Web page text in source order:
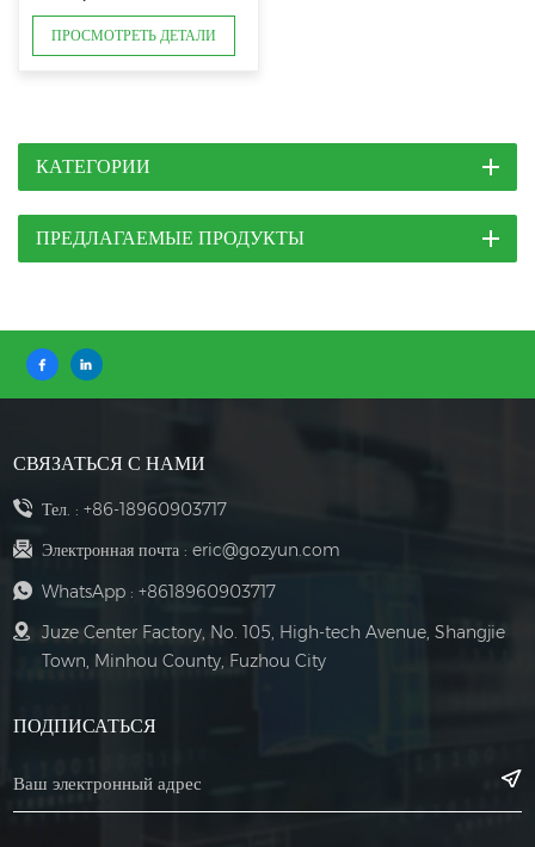
ПРОСМОТРЕТЬ ДЕТАЛИ
КАТЕГОРИИ
ПРЕДЛАГАЕМЫЕ ПРОДУКТЫ
СВЯЗАТЬСЯ С НАМИ
Тел. : +86-18960903717
Электронная почта : eric@gozyun.com
WhatsApp : +8618960903717
Juze Center Factory, No. 105, High-tech Avenue, Shangjie
Town, Minhou County, Fuzhou City
ПОДПИСАТЬСЯ